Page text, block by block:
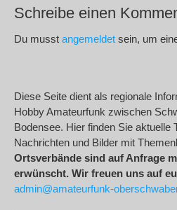
Schreibe einen
Du musst angemeldet sein, um
Diese Seite dient als regionale
Hobby Amateurfunk zwischen
Bodensee. Hier finden Sie aktuelle
Nachrichten und Bilder mit
Ortsverbände sind auf Anfrage
erwünscht. Wir freuen uns auf
admin@amateurfunk-